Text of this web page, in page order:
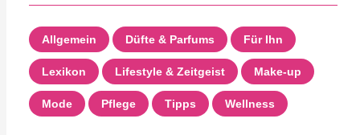
Allgemein Düfte & Parfums Für Ihn
Lexikon Lifestyle & Zeitgeist Make-up
Mode Pflege Tipps Wellness